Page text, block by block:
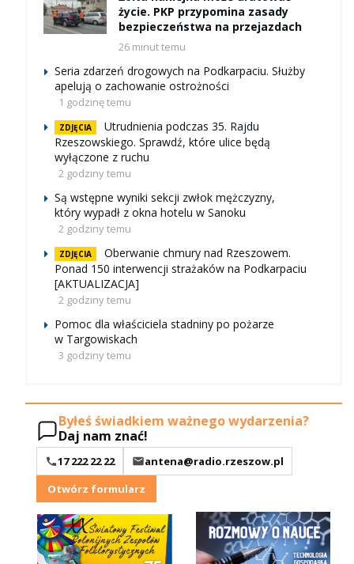
życie. PKP przypomina zasady
bezpieczeństwa na przejazdach
26 minut temu
Seria zdarzeń drogowych na Podkarpaciu. Służby
apelują o zachowanie ostrożności
1 godzinę temu
ZDJĘCIA
Utrudnienia podczas 35. Rajdu
Rzeszowskiego. Sprawdź, które ulice będą
wyłączone z ruchu
2 godziny temu
Są wstępne wyniki sekcji zwłok mężczyzny,
który wypadł z okna hotelu w Sanoku
2 godziny temu
ZDJĘCIA
Oberwanie chmury nad Rzeszowem.
Ponad 150 interwencji strażaków na Podkarpaciu
[AKTUALIZACJA]
2 godziny temu
Pomoc dla właściciela stadniny po pożarze
w Targowiskach
3 godziny temu
Byłeś świadkiem ważnego wydarzenia?
Daj nam znać!
17 222 22 22
antena@radio.rzeszow.pl
Otwórz formularz